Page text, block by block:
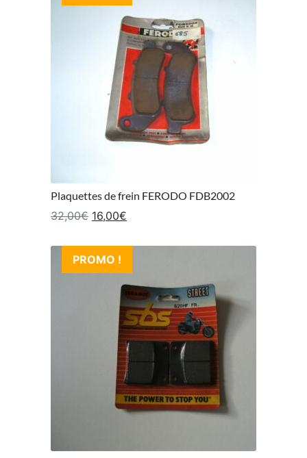
Plaquettes de frein FERODO FDB2002
32,00€ Le prix initial était : 32,00€.
16,00€
PROMO !